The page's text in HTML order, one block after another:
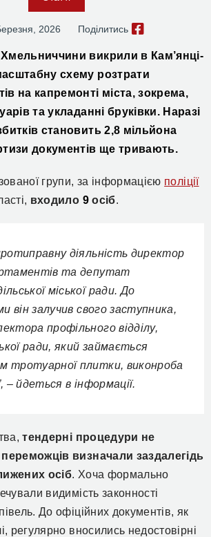
2026 Поділитись
викрили в Кам’янці-
схему розтрати
на капремонті міста, зокрема,
та укладанні бруківки. Наразі
становить 2,8 мільйона
документів ще тривають.
групи, за інформацією поліції
входило 9осіб.
діяльність директор
та депутат
міської ради. До
він залучив свого заступника,
профільного відділу,
ради, який займається
тротуарної плитки, виконроба
– йдеться в інформації.
тендерні процедури не
визначали заздалегідь
осіб. Хоча формально
видимість законності
До офіційних документів, як
регулярно вносились недостовірні